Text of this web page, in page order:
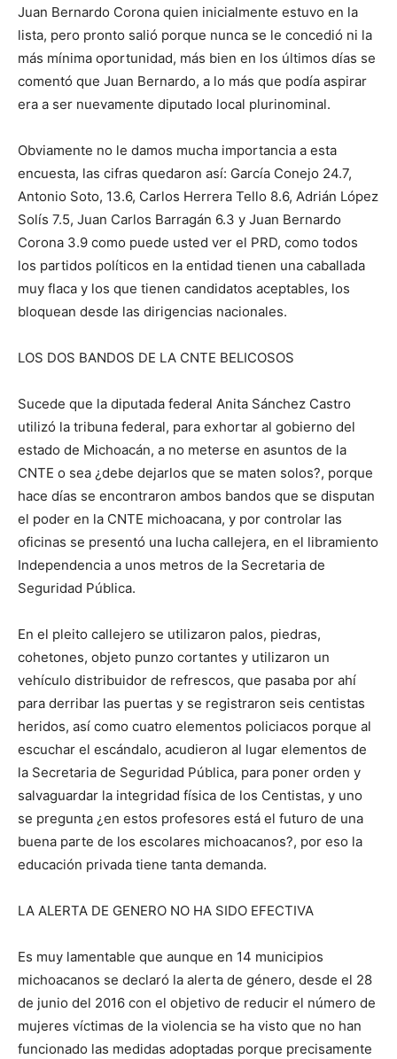
Juan Bernardo Corona quien inicialmente estuvo en la
lista, pero pronto salió porque nunca se le concedió ni la
más mínima oportunidad, más bien en los últimos días se
comentó que Juan Bernardo, a lo más que podía aspirar
era a ser nuevamente diputado local plurinominal.
Obviamente no le damos mucha importancia a esta
encuesta, las cifras quedaron así: García Conejo 24.7,
Antonio Soto, 13.6, Carlos Herrera Tello 8.6, Adrián López
Solís 7.5, Juan Carlos Barragán 6.3 y Juan Bernardo
Corona 3.9 como puede usted ver el PRD, como todos
los partidos políticos en la entidad tienen una caballada
muy flaca y los que tienen candidatos aceptables, los
bloquean desde las dirigencias nacionales.
LOS DOS BANDOS DE LA CNTE BELICOSOS
Sucede que la diputada federal Anita Sánchez Castro
utilizó la tribuna federal, para exhortar al gobierno del
estado de Michoacán, a no meterse en asuntos de la
CNTE o sea ¿debe dejarlos que se maten solos?, porque
hace días se encontraron ambos bandos que se disputan
el poder en la CNTE michoacana, y por controlar las
oficinas se presentó una lucha callejera, en el libramiento
Independencia a unos metros de la Secretaria de
Seguridad Pública.
En el pleito callejero se utilizaron palos, piedras,
cohetones, objeto punzo cortantes y utilizaron un
vehículo distribuidor de refrescos, que pasaba por ahí
para derribar las puertas y se registraron seis centistas
heridos, así como cuatro elementos policiacos porque al
escuchar el escándalo, acudieron al lugar elementos de
la Secretaria de Seguridad Pública, para poner orden y
salvaguardar la integridad física de los Centistas, y uno
se pregunta ¿en estos profesores está el futuro de una
buena parte de los escolares michoacanos?, por eso la
educación privada tiene tanta demanda.
LA ALERTA DE GENERO NO HA SIDO EFECTIVA
Es muy lamentable que aunque en 14 municipios
michoacanos se declaró la alerta de género, desde el 28
de junio del 2016 con el objetivo de reducir el número de
mujeres víctimas de la violencia se ha visto que no han
funcionado las medidas adoptadas porque precisamente